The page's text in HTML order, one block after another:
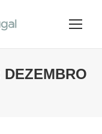
DEZEMBRO